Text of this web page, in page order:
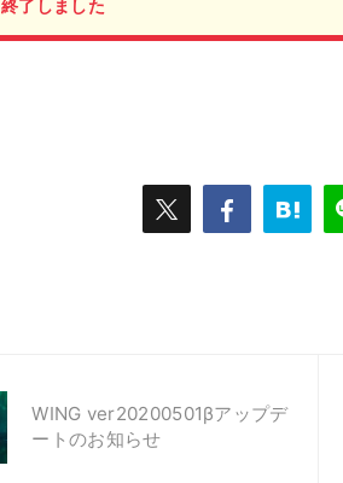
終了しました
WING ver20200501βアップデ
ートのお知らせ